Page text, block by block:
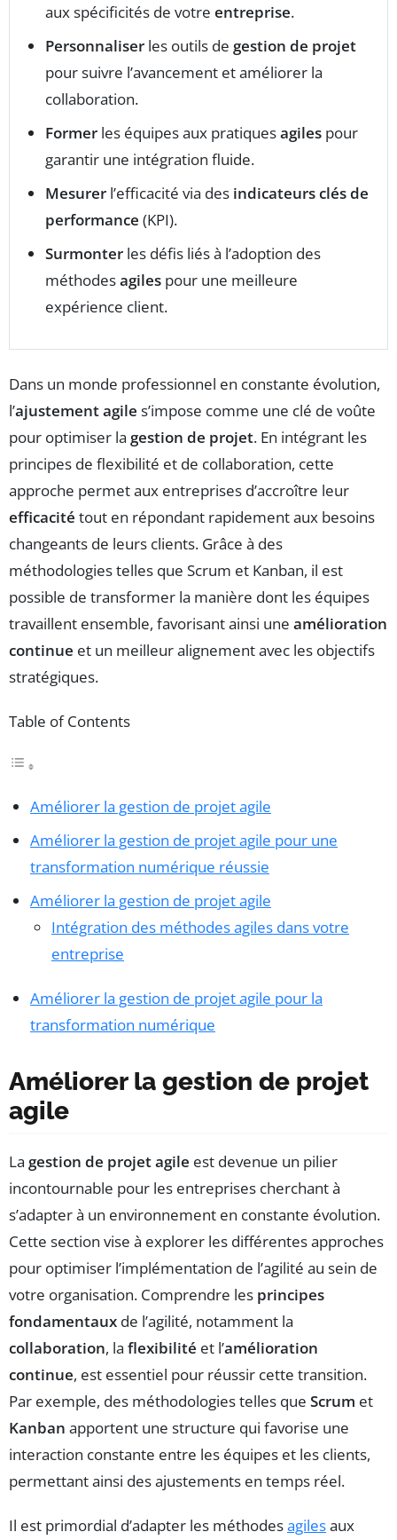
aux spécificités de votre entreprise.
Personnaliser les outils de gestion de projet
pour suivre l’avancement et améliorer la
collaboration.
Former les équipes aux pratiquesagiles pour
garantir une intégration fluide.
Mesurer l’efficacité via des indicateurs clés de
performance (KPI).
Surmonter les défis liés à l’adoption des
méthodesagiles pour une meilleure
expérience client.
Dans un monde professionnel en constante évolution,
l’ajustement agile s’impose comme une clé de voûte
pour optimiser la gestion de projet. En intégrant les
principes de flexibilité et de collaboration, cette
approche permet aux entreprises d’accroître leur
efficacité tout en répondant rapidement aux besoins
changeants de leurs clients. Grâce à des
méthodologies telles que Scrum et Kanban, il est
possible de transformer la manière dont les équipes
travaillent ensemble, favorisant ainsi une amélioration
continue et un meilleur alignement avec les objectifs
stratégiques.
Table of Contents
Améliorer la gestion de projet agile
Améliorer la gestion de projet agile pour une
transformation numérique réussie
Améliorer la gestion de projet agile
Intégration des méthodes agiles dans votre
entreprise
Améliorer la gestion de projet agile pour la
transformation numérique
Améliorer la gestion de projet
agile
La gestion de projet agile est devenue un pilier
incontournable pour les entreprises cherchant à
s’adapter à un environnement en constante évolution.
Cette section vise à explorer les différentes approches
pour optimiser l’implémentation de l’agilité au sein de
votre organisation. Comprendre les principes
fondamentaux de l’agilité, notamment la
collaboration, la flexibilité et l’amélioration
continue, est essentiel pour réussir cette transition.
Par exemple, des méthodologies telles que Scrum et
Kanban apportent une structure qui favorise une
interaction constante entre les équipes et les clients,
permettant ainsi des ajustements en temps réel.
Il est primordial d’adapter les méthodesagilesaux